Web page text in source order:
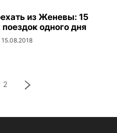
из Женевы: 15
одного дня
15.08.2018
2